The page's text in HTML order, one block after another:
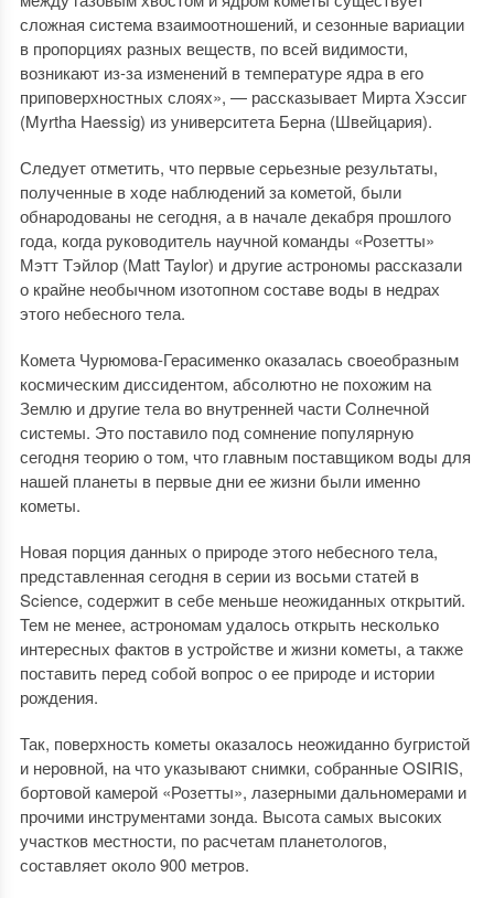
сложная система взаимоотношений, и сезонные вариации
в пропорциях разных веществ, по всей видимости,
возникают из-за изменений в температуре ядра в его
приповерхностных слоях», — рассказывает Мирта Хэссиг
(Myrtha Haessig) из университета Берна (Швейцария).
Следует отметить, что первые серьезные результаты,
полученные в ходе наблюдений за кометой, были
обнародованы не сегодня, а в начале декабря прошлого
года, когда руководитель научной команды «Розетты»
Мэтт Тэйлор (Matt Taylor) и другие астрономы рассказали
о крайне необычном изотопном составе воды в недрах
этого небесного тела.
Комета Чурюмова-Герасименко оказалась своеобразным
космическим диссидентом, абсолютно не похожим на
Землю и другие тела во внутренней части Солнечной
системы. Это поставило под сомнение популярную
сегодня теорию о том, что главным поставщиком воды для
нашей планеты в первые дни ее жизни были именно
кометы.
Новая порция данных о природе этого небесного тела,
представленная сегодня в серии из восьми статей в
Science, содержит в себе меньше неожиданных открытий.
Тем не менее, астрономам удалось открыть несколько
интересных фактов в устройстве и жизни кометы, а также
поставить перед собой вопрос о ее природе и истории
рождения.
Так, поверхность кометы оказалось неожиданно бугристой
и неровной, на что указывают снимки, собранные OSIRIS,
бортовой камерой «Розетты», лазерными дальномерами и
прочими инструментами зонда. Высота самых высоких
участков местности, по расчетам планетологов,
составляет около 900 метров.